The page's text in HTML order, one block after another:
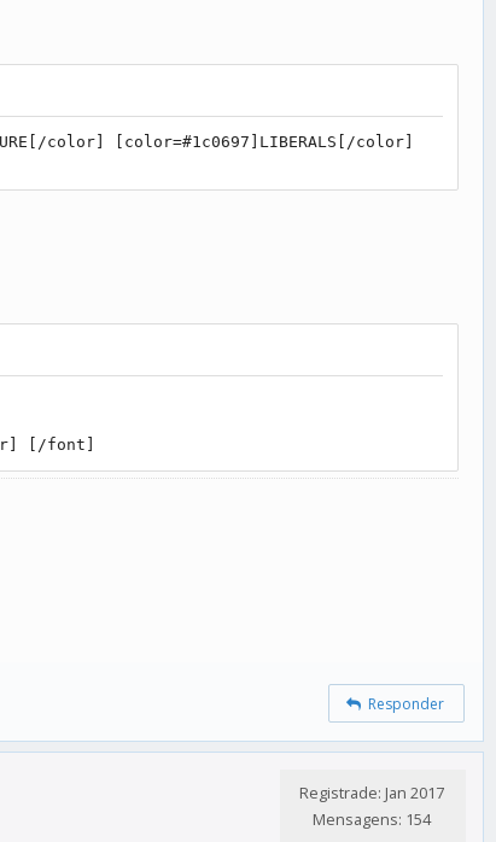
color] [color=#1c0697]LIBERALS[/color]
[/font]
Responder
Registrade: Jan 2017
Mensagens: 154